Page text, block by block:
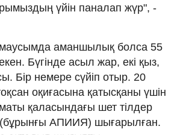
үйін паналап жүр", -
аманшылық болса 55
Бүгінде асыл жар, екі қыз,
Бір немере сүйіп отыр. 20
оқиғасына қатысқаны үшін
қаласындағы шет тілдер
(бұрынғы АПИИЯ) шығарылған.